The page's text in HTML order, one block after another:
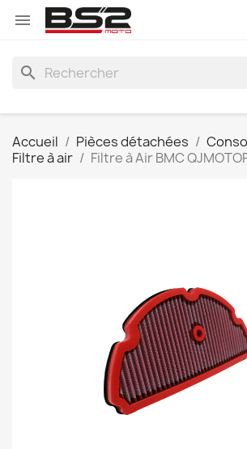

search
Accueil Pièces détachées
Filtre à air
Filtre à Air BMC